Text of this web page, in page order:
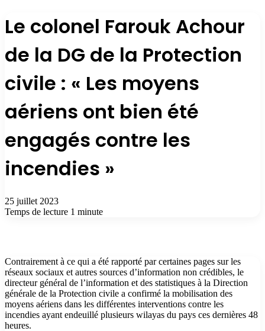
Le colonel Farouk Achour
de la DG de la Protection
civile : « Les moyens
aériens ont bien été
engagés contre les
incendies »
25 juillet 2023
Temps de lecture 1 minute
Contrairement à ce qui a été rapporté par certaines pages sur les
réseaux sociaux et autres sources d’information non crédibles, le
directeur général de l’information et des statistiques à la Direction
générale de la Protection civile a confirmé la mobilisation des
moyens aériens dans les différentes interventions contre les
incendies ayant endeuillé plusieurs wilayas du pays ces dernières 48
heures.